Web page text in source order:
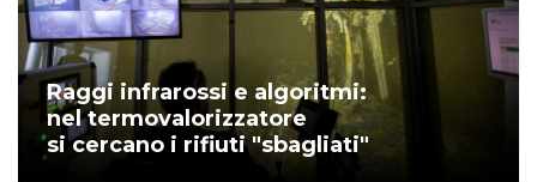
Raggi infrarossi e algoritmi:
nel termovalorizzatore
si cercano i rifiuti "sbagliati"